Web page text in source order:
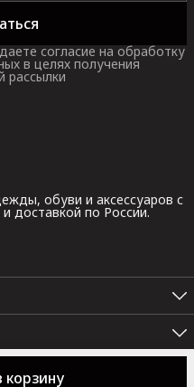
корзину
согласие на обработку
в целях получения
рассылки
обуви и аксессуаров с
доставкой по России.
2 этаж (Пн.-Вс.: 10:00 -
Карповки, 10 (Пн.-Вс.: 12:00
конфиденциальности